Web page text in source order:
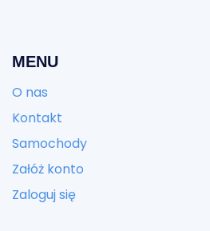
MENU
O nas
Kontakt
Samochody
Załóż konto
Zaloguj się